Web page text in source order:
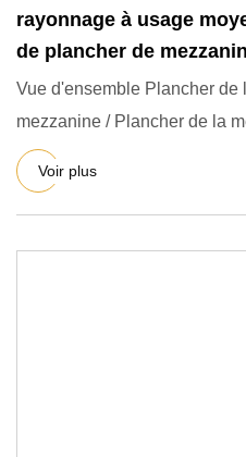
rayonnage à usage
de plancher de
Vue d'ensemble Plancher de
mezzanine / Plancher de la
en acier
Voir plus